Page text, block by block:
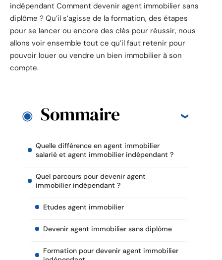
indépendant Comment devenir agent immobilier sans
diplôme ? Qu’il s’agisse de la formation, des étapes
pour se lancer ou encore des clés pour réussir, nous
allons voir ensemble tout ce qu’il faut retenir pour
pouvoir louer ou vendre un bien immobilier à son
compte.
Sommaire
Quelle différence en agent immobilier
salarié et agent immobilier indépendant ?
Quel parcours pour devenir agent
immobilier indépendant ?
Etudes agent immobilier
Devenir agent immobilier sans diplôme
Formation pour devenir agent immobilier